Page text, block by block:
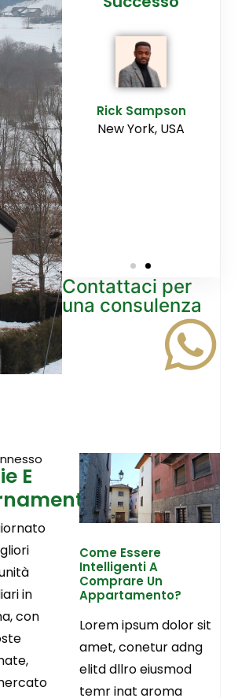
Rick Sampson
New York, USA
Contattaci per
una consulenza
E
in
con
Come Essere
Intelligenti A
Comprare Un
Appartamento?
Lorem ipsum dolor sit
amet, conetur adng
elitd dllro eiusmod
temr inat aroma